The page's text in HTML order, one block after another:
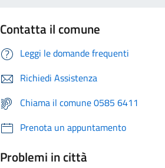
Contatta il comune
Leggi le domande frequenti
Richiedi Assistenza
Chiama il comune 0585 6411
Prenota un appuntamento
Problemi in città